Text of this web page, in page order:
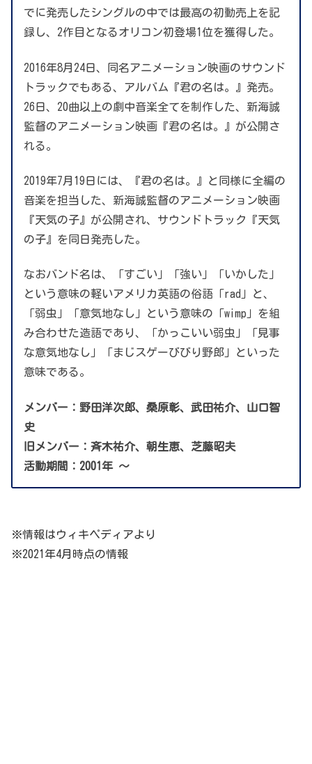
でに発売したシングルの中では最高の初動売上を記
録し、2作目となるオリコン初登場1位を獲得した。
2016年8月24日、同名アニメーション映画のサウンド
トラックでもある、アルバム『君の名は。』発売。
26日、20曲以上の劇中音楽全てを制作した、新海誠
監督のアニメーション映画『君の名は。』が公開さ
れる。
2019年7月19日には、『君の名は。』と同様に全編の
音楽を担当した、新海誠監督のアニメーション映画
『天気の子』が公開され、サウンドトラック『天気
の子』を同日発売した。
なおバンド名は、「すごい」「強い」「いかした」
という意味の軽いアメリカ英語の俗語「rad」と、
「弱虫」「意気地なし」という意味の「wimp」を組
み合わせた造語であり、「かっこいい弱虫」「見事
な意気地なし」「まじスゲーびびり野郎」といった
意味である。
メンバー：野田洋次郎、桑原彰、武田祐介、山口智
史
旧メンバー：斉木祐介、朝生恵、芝藤昭夫
活動期間：2001年 〜
※情報はウィキペディアより
※2021年4月時点の情報